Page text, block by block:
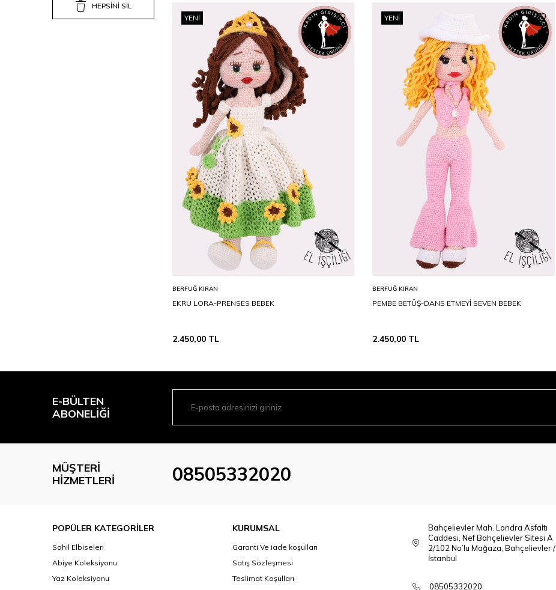
HEPSİNİ SİL
YENI
Sepete Ekle
BERFUĞ KIRAN
EKRU LORA-PRENSES BEBEK
2.450,00 TL
YENI
STD
Sepete Ekle
BERFUĞ KIRAN
PEMBE BETÜŞ-DANS ETMEYİ SEVEN BEBEK
2.450,00 TL
E-BÜLTEN
ABONELIĞI
MÜŞTERI
HIZMETLERI
08505332020
POPÜLER KATEGORİLER
Sahil Elbiseleri
Abiye Koleksiyonu
Yaz Koleksiyonu
KURUMSAL
Garanti Ve iade koşulları
Satış Sözleşmesi
Teslimat Koşulları
Bahçelievler Mah. Londra Asfaltı
Caddesi, Nef Bahçelievler Sitesi A
2/102 No’lu Mağaza, Bahçelievler /
İstanbul
08505332020